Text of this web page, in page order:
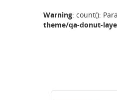
Warning: count():
theme/qa-donut-